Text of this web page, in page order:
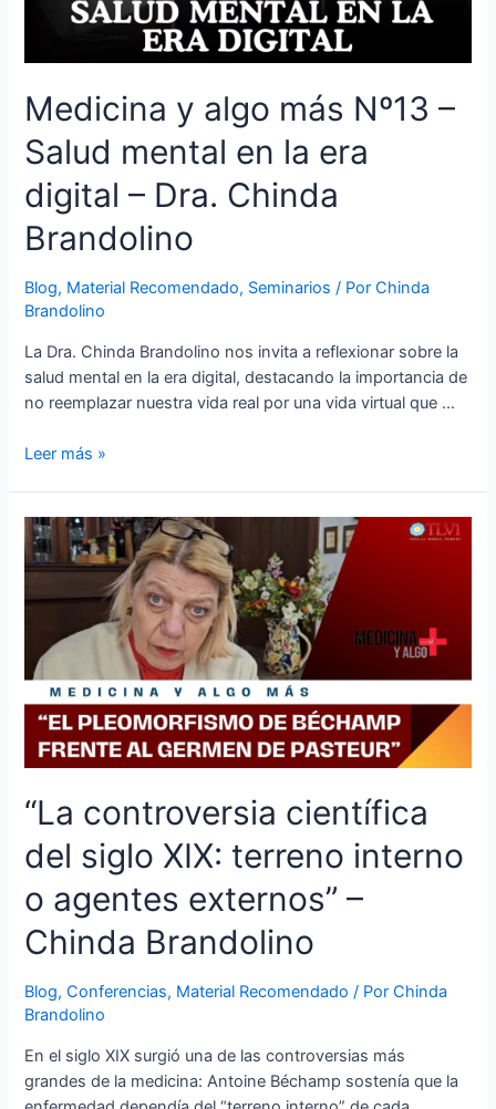
Medicina y algo más Nº13 –
Salud mental en la era
digital – Dra. Chinda
Brandolino
Blog, Material Recomendado, Seminarios / PorChinda
Brandolino
La Dra. Chinda Brandolino nos invita a reflexionar sobre la
salud mental en la era digital, destacando la importancia de
no reemplazar nuestra vida real por una vida virtual que …
Leer más »
“La controversia científica
del siglo XIX: terreno interno
o agentes externos” –
Chinda Brandolino
Blog,Conferencias, Material Recomendado / PorChinda
Brandolino
En el siglo XIX surgió una de las controversias más
grandes de la medicina: Antoine Béchamp sostenía que la